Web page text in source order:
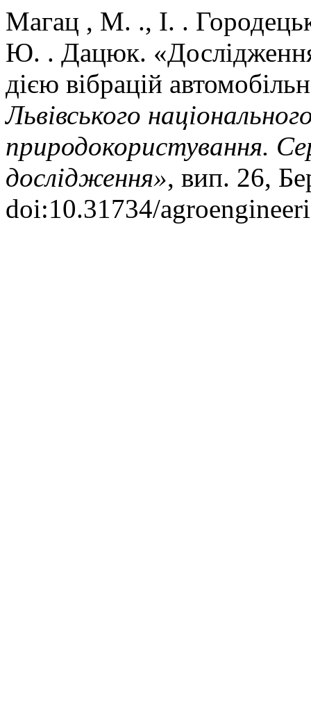
Магац , М. ., І. .
Ю. . Дацюк. «Дослідження
дією вібрацій
Львівського
природокористування.
дослідження», вип. 26,
doi:10.31734/